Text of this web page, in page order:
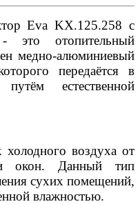
Eva KX.125.258 с
- это отопительный
медно-алюминиевый
передаётся в
естественной
холодного воздуха от
окон. Данный тип
сухих помещений,
влажностью.